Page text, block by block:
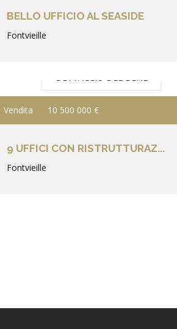
BELLO UFFICIO AL SEASIDE
Fontvieille
DETTAGLIO DEL BENE
Vendita 10 500 000 €
9 UFFICI CON RISTRUTTURAZ...
Fontvieille